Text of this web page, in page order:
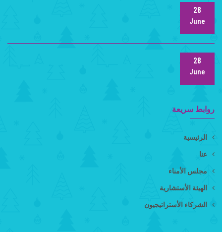
28
June
28
June
روابط سريعة
الرئيسية
عنا
مجلس الأمناء
الهيئة الأستشارية
الشركاء الأستراتيجيون